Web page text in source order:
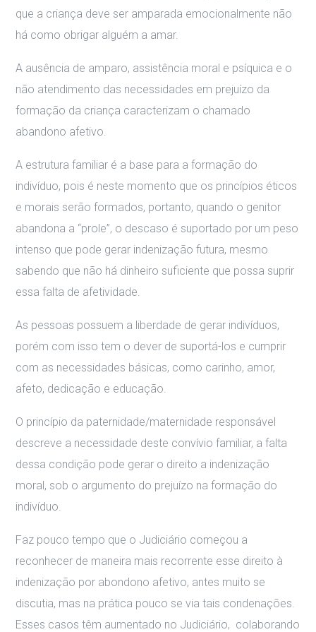
que a criança deve ser amparada emocionalmente não
há como obrigar alguém a amar.
A ausência de amparo, assistência moral e psíquica e o
não atendimento das necessidades em prejuízo da
formação da criança caracterizam o chamado
abandono afetivo.
A estrutura familiar é a base para a formação do
indivíduo, pois é neste momento que os princípios éticos
e morais serão formados, portanto, quando o genitor
abandona a “prole”, o descaso é suportado por um peso
intenso que pode gerar indenização futura, mesmo
sabendo que não há dinheiro suficiente que possa suprir
essa falta de afetividade.
As pessoas possuem a liberdade de gerar indivíduos,
porém com isso tem o dever de suportá-los e cumprir
com as necessidades básicas, como carinho, amor,
afeto, dedicação e educação.
O princípio da paternidade/maternidade responsável
descreve a necessidade deste convívio familiar, a falta
dessa condição pode gerar o direito a indenização
moral, sob o argumento do prejuízo na formação do
indivíduo.
Faz pouco tempo que o Judiciário começou a
reconhecer de maneira mais recorrente esse direito à
indenização por abondono afetivo, antes muito se
discutia, mas na prática pouco se via tais condenações.
Esses casos têm aumentado no Judiciário, colaborando